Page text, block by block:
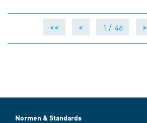
<< < 1 / 46 >
Normen & Standards